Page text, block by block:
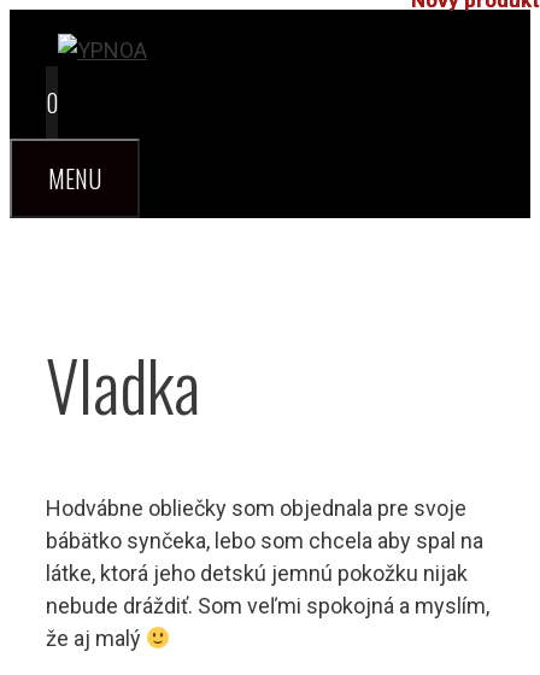
obsah
0
MENU
Vladka
Hodvábne obliečky som objednala pre svoje
bábätko synčeka, lebo som chcela aby spal na
látke, ktorá jeho detskú jemnú pokožku nijak
nebude dráždiť. Som veľmi spokojná a myslím,
že aj malý